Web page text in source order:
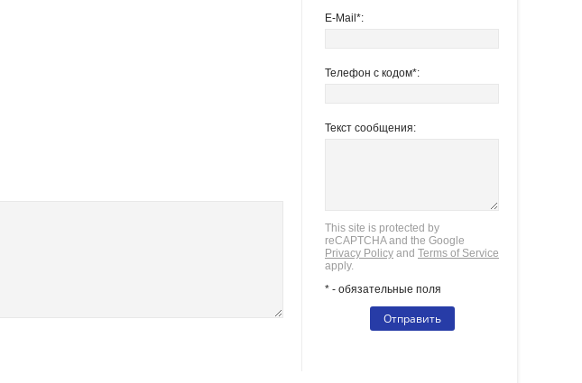
E-Mail*:
Телефон с кодом*:
Текст сообщения:
This site is protected by
reCAPTCHA and the Google
Privacy Policy and Terms of Service
apply.
* - обязательные поля